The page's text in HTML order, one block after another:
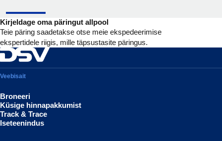
Kirjeldage oma päringut allpool
Teie päring saadetakse otse meie ekspedeerimise
ekspertidele riigis, mille täpsustasite päringus.
Veebisait
Broneeri
Küsige hinnapakkumist
Track & Trace
Iseteenindus